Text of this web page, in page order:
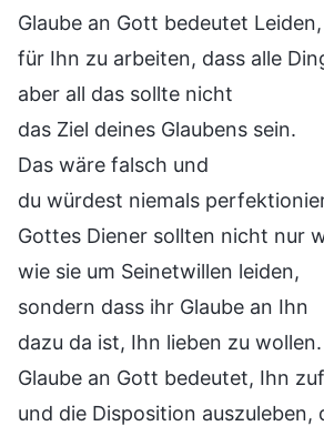
Glaube an Gott bedeutet Leiden,
für Ihn zu arbeiten, dass alle
aber all das sollte nicht
das Ziel deines Glaubens sein.
Das wäre falsch und
du würdest niemals
Gottes Diener sollten nicht nur
wie sie um Seinetwillen leiden,
sondern dass ihr Glaube an Ihn
dazu da ist, Ihn lieben zu wollen.
Glaube an Gott bedeutet, Ihn
und die Disposition auszuleben,